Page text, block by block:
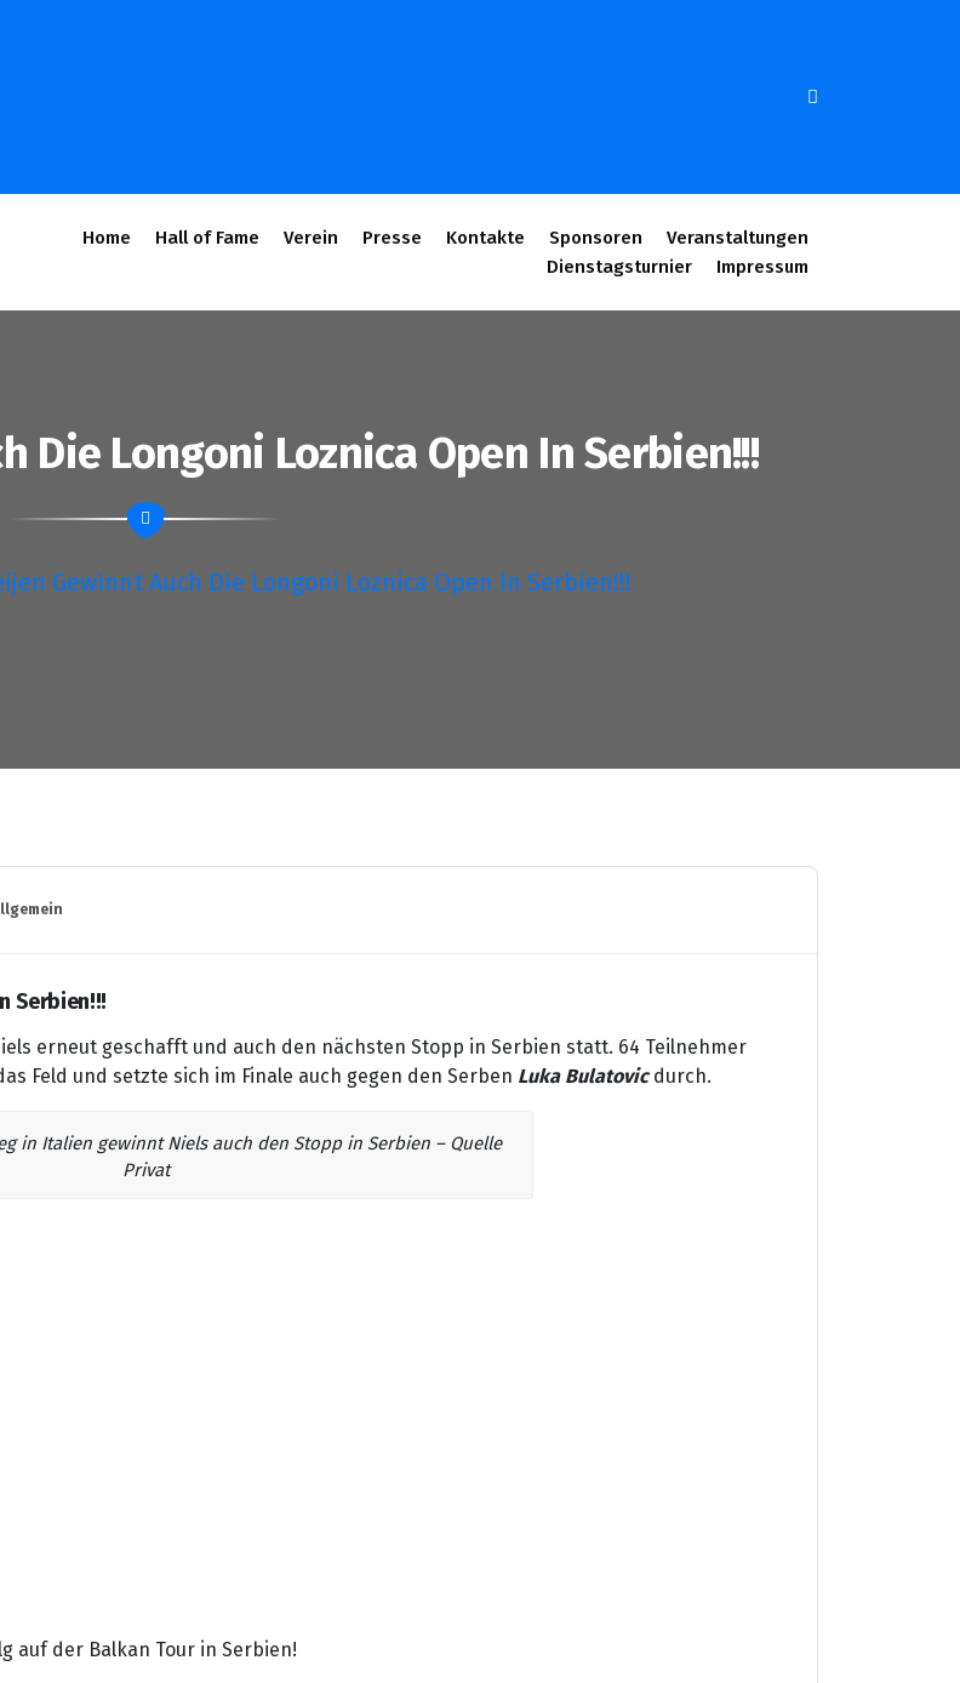
Home Hall of Fame Verein Presse Kontakte Sponsoren
Veranstaltungen
Dienstagsturnier
Impressum
Die Longoni Loznica Open In Serbien!!!
Gewinnt Auch Die Longoni Loznica Open In Serbien!!!
Serbien!!!
erneut geschafft und auch den nächsten Stopp in Serbien statt. 64 Teilnehmer
Feld und setzte sich im Finale auch gegen den Serben Luka Bulatovic durch.
in Italien gewinnt Niels auch den Stopp in Serbien – Quelle
Privat
auf der Balkan Tour in Serbien!